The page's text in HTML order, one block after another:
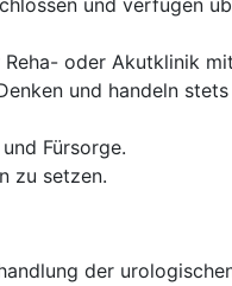
und verfügen
oder Akutklinik
und handeln
Fürsorge.
zu setzen.
der